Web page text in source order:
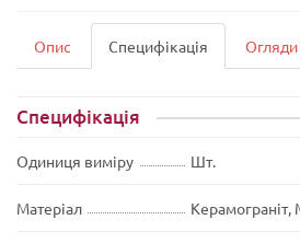
Опис Специфікація
Специфікація
Одиниця виміру Шт.
Матеріал Керамограніт,